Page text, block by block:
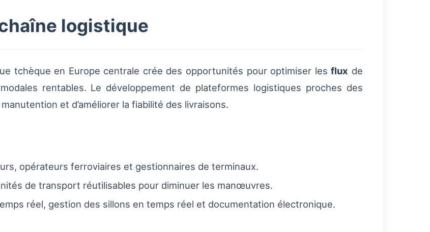
logistique
tchèque en Europe centrale crée des opportunités pour optimiser lesflux de
rentables. Le développement de plateformes logistiques proches des
et d’améliorer la fiabilité des livraisons.
opérateurs ferroviaires et gestionnaires de terminaux.
de transport réutilisables pour diminuer les manœuvres.
réel, gestion des sillons en temps réel et documentation électronique.